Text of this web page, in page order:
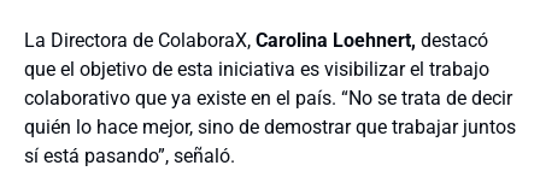
La Directora de ColaboraX, Carolina Loehnert, destacó
que el objetivo de esta iniciativa es visibilizar el trabajo
colaborativo que ya existe en el país. “No se trata de decir
quién lo hace mejor, sino de demostrar que trabajar juntos
sí está pasando”, señaló.